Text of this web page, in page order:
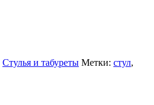
Стулья и табуреты Метки: стул,